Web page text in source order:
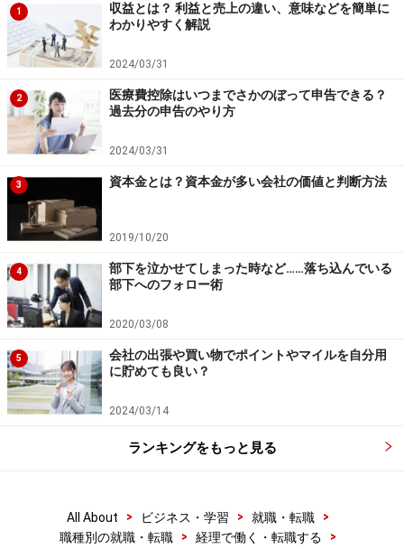
ましたが、それは「いつから数えて」でしょうか？
税法に期限が定められている書類については「事業年度
終了日の翌日から２ヶ月を経過した日」（つまり、申告
書の提出期限ですね）から起算して、会社法に定める書
類については「帳簿閉鎖時から」起算して、それぞれの
期間保管しないといけないと定められている場合がほと
んどです（例外もあります）。
※記事内容は執筆時点のものです。最新の内容をご確認くださ
い。
1/3
1
収益とは？ 利益と売上の違い、意味などを簡単に
わかりやすく解説
2024/03/31
2
医療費控除はいつまでさかのぼって申告できる？
過去分の申告のやり方
2024/03/31
3 資本金とは？資本金が多い会社の価値と判断方法
2019/10/20
4
部下を泣かせてしまった時など……落ち込んでいる
部下へのフォロー術
2020/03/08
5
会社の出張や買い物でポイントやマイルを自分用
に貯めても良い？
2024/03/14
ランキングをもっと見る
All About > ビジネス・学習 > 就職・転職
>
職種別の就職・転職
> 経理で働く・転職する >